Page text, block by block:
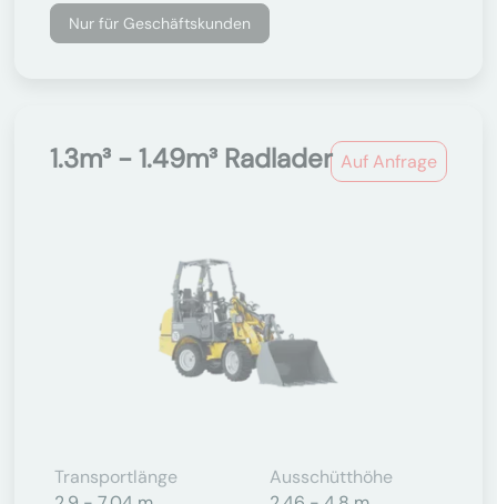
Nur für Geschäftskunden
Auf Anfrage
1.3m³ - 1.49m³ Radlader
Transportlänge
Ausschütthöhe